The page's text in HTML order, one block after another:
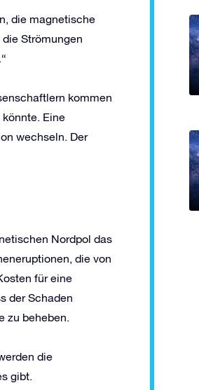
die magnetische
Strömungen
kommen
Eine
wechseln. Der
Nordpol das
die von
für eine
der Schaden
zu beheben.
die
gibt.